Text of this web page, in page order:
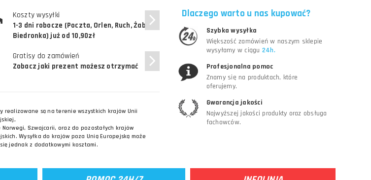
Koszty wysyłki
1-3 dni robocze (Poczta, Orlen, Ruch, Żabka,
Biedronka) już od 10,90zł
Gratisy do zamówień
Zobacz jaki prezent możesz otrzymać
realizowane są na terenie wszystkich krajów Unii
Norwegi, Szwajcarii, oraz do pozostałych krajów
Wysyłka do krajów poza Unią Europejską może
jednak z dodatkowymi kosztami.
Dlaczego warto u nas kupować?
Szybka wysyłka
Większość zamówień w naszym sklepie
wysyłamy w ciągu 24h.
Profesjonalna pomoc
Znamy się na produktach, które
oferujemy.
Gwarancja jakości
Najwyższej jakości produkty oraz obsługa
fachowców.